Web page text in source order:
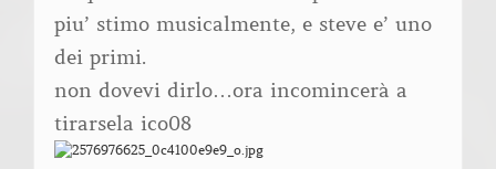
piu’ stimo musicalmente, e steve e’ uno
dei primi.
non dovevi dirlo…ora incomincerà a
tirarsela ico08